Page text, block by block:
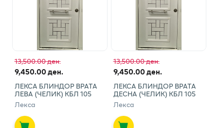
13,500.00 ден.
9,450.00 ден.
ЛЕКСА БЛИНДОР ВРАТА
ЛЕВА (ЧЕЛИК) КБЛ 105
Лекса
13,500.00 ден.
9,450.00 ден.
ЛЕКСА БЛИНДОР ВРАТА
ДЕСНА (ЧЕЛИК) КБЛ 105
Лекса